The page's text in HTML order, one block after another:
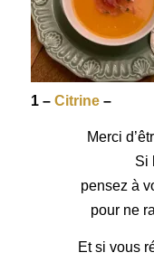
1 – Citrine–
Merci
Si
pensez à
pour ne
Et si vous